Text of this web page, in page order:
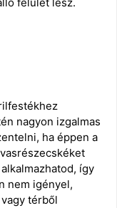
nagyon izgalmas
ha éppen a
így
nem igényel,
térből